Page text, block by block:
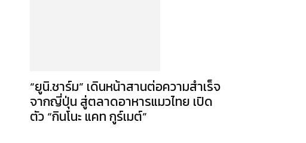
“ยูนิ.ชาร์ม” เดินหน้าสานต่อความสำเร็จ
จากญี่ปุ่น สู่ตลาดอาหารแมวไทย เปิด
ตัว “กินโนะ แคท กูร์เมต์”